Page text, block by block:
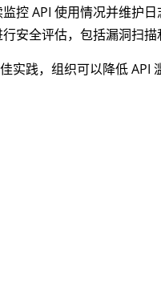
控 API 使用情况并维护
安全评估，包括漏洞扫描
实践，组织可以降低 API